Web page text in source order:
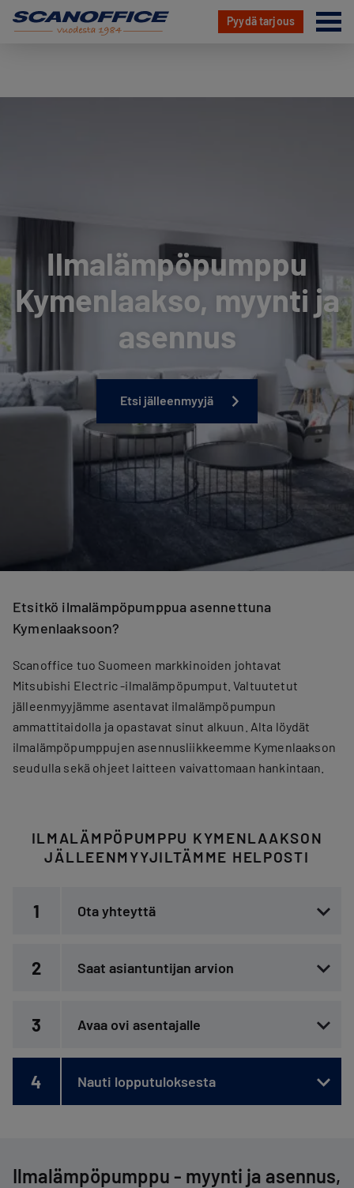
Pyydä tarjous
Ilmalämpöpumppu
Kymenlaakso, myynti ja
asennus
Etsi jälleenmyyjä
Etsitkö ilmalämpöpumppua asennettuna
Kymenlaaksoon?
Scanoffice tuo Suomeen markkinoiden johtavat
Mitsubishi Electric -ilmalämpöpumput. Valtuutetut
jälleenmyyjämme asentavat ilmalämpöpumpun
ammattitaidolla ja opastavat sinut alkuun. Alta löydät
ilmalämpöpumppujen asennusliikkeemme Kymenlaakson
seudulla sekä ohjeet laitteen vaivattomaan hankintaan.
ILMALÄMPÖPUMPPU KYMENLAAKSON
JÄLLEENMYYJILTÄMME HELPOSTI
1 Ota yhteyttä
2 Saat asiantuntijan arvion
3 Avaa ovi asentajalle
4 Nauti lopputuloksesta
Ilmalämpöpumppu - myynti ja asennus,